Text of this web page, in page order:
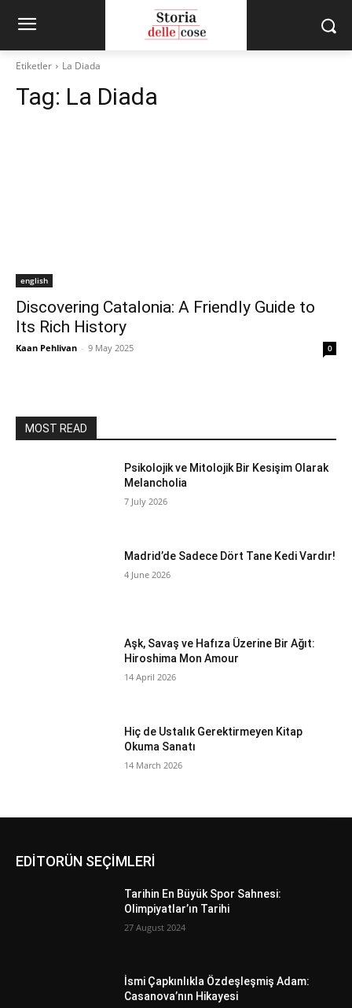
Etiketler La Diada
Tag: La Diada
english
Discovering Catalonia: A Friendly Guide to
Its Rich History
Kaan Pehlivan - 9 May 2025 0
MOST READ
Psikolojik ve Mitolojik Bir Kesişim Olarak
Melancholia
7 July 2026
Madrid’de Sadece Dört Tane Kedi Vardır!
4 June 2026
Aşk, Savaş ve Hafıza Üzerine Bir Ağıt:
Hiroshima Mon Amour
14 April 2026
Hiç de Ustalık Gerektirmeyen Kitap
Okuma Sanatı
14 March 2026
EDİTORÜN SEÇİMLERİ
Tarihin En Büyük Spor Sahnesi:
Olimpiyatlar’ın Tarihi
27 August 2024
İsmi Çapkınlıkla Özdeşleşmiş Adam:
Casanova’nın Hikayesi